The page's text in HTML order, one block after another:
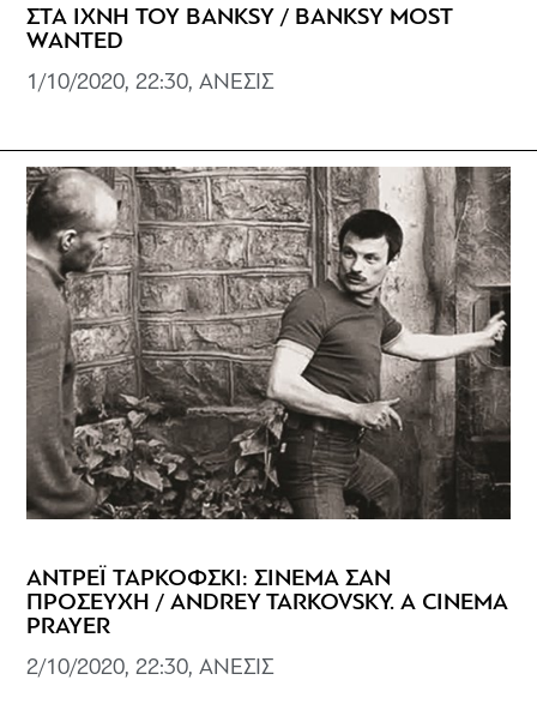
ΣΤΑ ΙΧΝΗ ΤΟΥ BANKSY / BANKSY MOST
WANTED
1/10/2020, 22:30, ΑΝΕΣΙΣ
ΑΝΤΡΕΪ ΤΑΡΚΟΦΣΚΙ: ΣΙΝΕΜΑ ΣΑΝ
ΠΡΟΣΕΥΧΗ / ANDREY TARKOVSKY. A CINEMA
PRAYER
2/10/2020, 22:30, ΑΝΕΣΙΣ